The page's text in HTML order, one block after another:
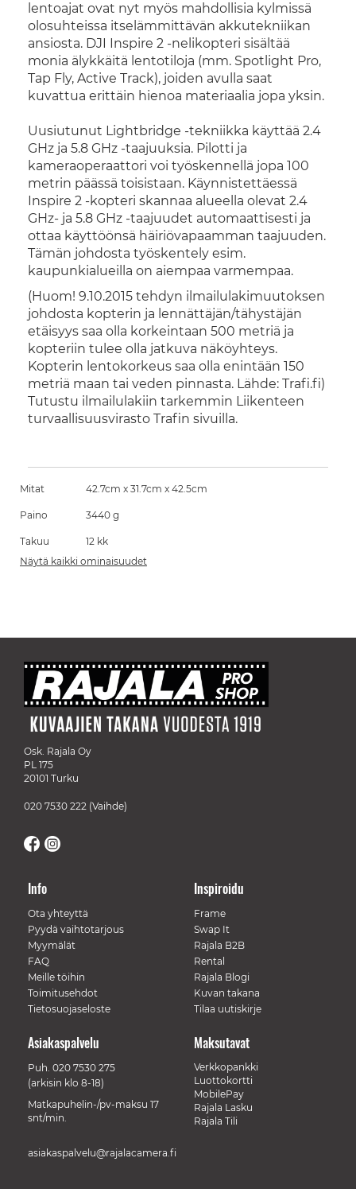
lentoajat ovat nyt myös mahdollisia kylmissä
olosuhteissa itselämmittävän akkutekniikan
ansiosta. DJI Inspire 2 -nelikopteri sisältää
monia älykkäitä lentotiloja (mm. Spotlight Pro,
Tap Fly, Active Track), joiden avulla saat
kuvattua erittäin hienoa materiaalia jopa yksin.
Uusiutunut Lightbridge -tekniikka käyttää 2.4
GHz ja 5.8 GHz -taajuuksia. Pilotti ja
kameraoperaattori voi työskennellä jopa 100
metrin päässä toisistaan. Käynnistettäessä
Inspire 2 -kopteri skannaa alueella olevat 2.4
GHz- ja 5.8 GHz -taajuudet automaattisesti ja
ottaa käyttöönsä häiriövapaamman taajuuden.
Tämän johdosta työskentely esim.
kaupunkialueilla on aiempaa varmempaa.
(Huom! 9.10.2015 tehdyn ilmailulakimuutoksen
johdosta kopterin ja lennättäjän/tähystäjän
etäisyys saa olla korkeintaan 500 metriä ja
kopteriin tulee olla jatkuva näköyhteys.
Kopterin lentokorkeus saa olla enintään 150
metriä maan tai veden pinnasta. Lähde: Trafi.fi)
Tutustu ilmailulakiin tarkemmin Liikenteen
turvaallisuusvirasto Trafin sivuilla.
Mitat 42.7cm x 31.7cm x 42.5cm
Paino 3440 g
Takuu
12 kk
Näytä kaikki ominaisuudet
Osk. Rajala Oy
PL 175
20101 Turku
020 7530 222 (Vaihde)
Info
Ota yhteyttä
Pyydä vaihtotarjous
Myymälät
FAQ
Meille töihin
Toimitusehdot
Tietosuojaseloste
Inspiroidu
Frame
Swap It
Rajala B2B
Rental
Rajala Blogi
Kuvan takana
Tilaa uutiskirje
Maksutavat
Verkkopankki
Luottokortti
MobilePay
Rajala Lasku
Rajala Tili
Asiakaspalvelu
Puh. 020 7530 275
(arkisin klo 8-18)
Matkapuhelin-/pv-maksu 17
snt/min.
asiakaspalvelu@rajalacamera.fi